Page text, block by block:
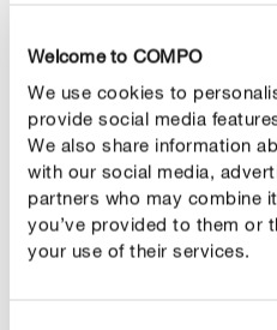
Welcome to COMPO
We use cookies to
provide social media
We also share information
with our social media,
partners who may combine
you’ve provided to them or
your use of their services.
pesci, infatti, si nutrono di
piccoli pesci da laghetto,
libellule e gli anfibi sono
nostra lotta, così come le
8. I pipistrelli.Vivono anche